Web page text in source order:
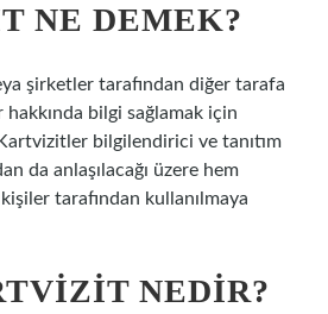
NE DEMEK?
şirketler tarafından diğer tarafa
bilgi sağlamak için
bilgilendirici ve tanıtım
da anlaşılacağı üzere hem
tarafından kullanılmaya
NEDIR?